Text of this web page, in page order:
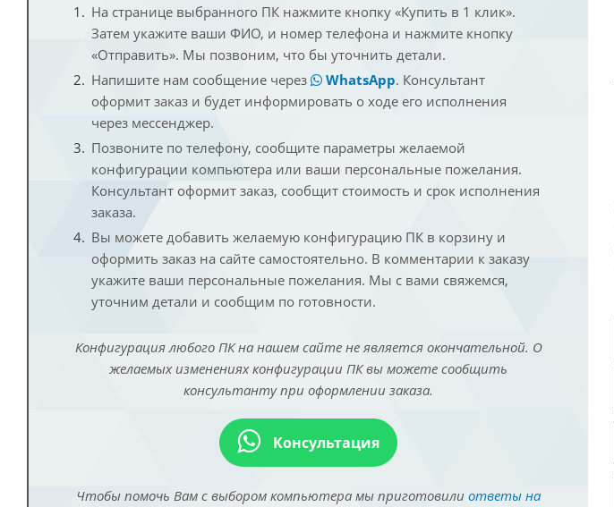
На странице выбранного ПК нажмите кнопку «Купить в 1 клик».
Затем укажите ваши ФИО, и номер телефона и нажмите кнопку
«Отправить». Мы позвоним, что бы уточнить детали.
Напишите нам сообщение через
WhatsApp. Консультант
оформит заказ и будет информировать о ходе его исполнения
через мессенджер.
Позвоните по телефону, сообщите параметры желаемой
конфигурации компьютера или ваши персональные пожелания.
Консультант оформит заказ, сообщит стоимость и срок исполнения
заказа.
Вы можете добавить желаемую конфигурацию ПК в корзину и
оформить заказ на сайте самостоятельно. В комментарии к заказу
укажите ваши персональные пожелания. Мы с вами свяжемся,
уточним детали и сообщим по готовности.
Конфигурация любого ПК на нашем сайте не является окончательной. О
желаемых изменениях конфигурации ПК вы можете сообщить
консультанту при оформлении заказа.
Консультация
Чтобы помочь Вам с выбором компьютера мы приготовили ответы на